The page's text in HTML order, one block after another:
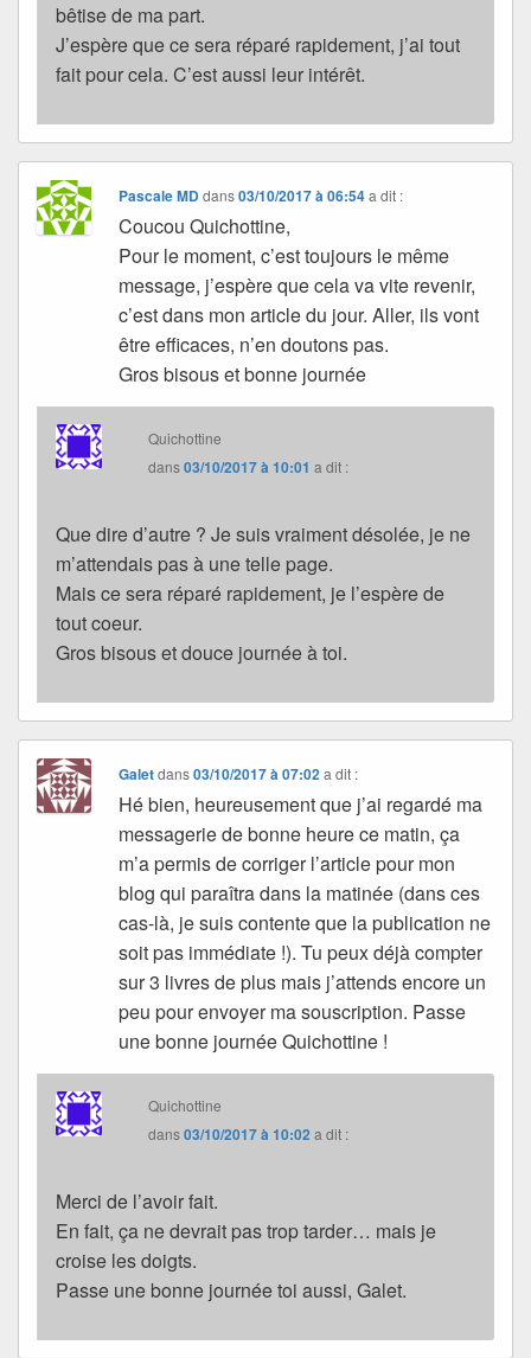
bêtise de ma part.
J’espère que ce sera réparé rapidement, j’ai tout
fait pour cela. C’est aussi leur intérêt.
Pascale MDdans03/10/2017 à 06:54 a dit :
Coucou Quichottine,
Pour le moment, c’est toujours le même
message, j’espère que cela va vite revenir,
c’est dans mon article du jour. Aller, ils vont
être efficaces, n’en doutons pas.
Gros bisous et bonne journée
Quichottine
dans03/10/2017 à 10:01 a dit :
Que dire d’autre ? Je suis vraiment désolée, je ne
m’attendais pas à une telle page.
Mais ce sera réparé rapidement, je l’espère de
tout coeur.
Gros bisous et douce journée à toi.
Galetdans03/10/2017 à 07:02 a dit :
Hé bien, heureusement que j’ai regardé ma
messagerie de bonne heure ce matin, ça
m’a permis de corriger l’article pour mon
blog qui paraîtra dans la matinée (dans ces
cas-là, je suis contente que la publication ne
soit pas immédiate !). Tu peux déjà compter
sur 3 livres de plus mais j’attends encore un
peu pour envoyer ma souscription. Passe
une bonne journée Quichottine !
Quichottine
dans03/10/2017 à 10:02 a dit :
Merci de l’avoir fait.
En fait, ça ne devrait pas trop tarder… mais je
croise les doigts.
Passe une bonne journée toi aussi, Galet.